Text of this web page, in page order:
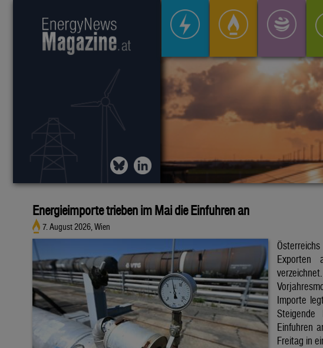
Energieimporte trieben im Mai die Einfuhren an
7. August 2026, Wien
Exporten
Importe
Einfuhren
Freitag in